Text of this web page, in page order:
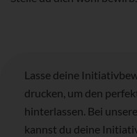
Lasse deine
drucken, um den
hinterlassen. Bei
kannst du deine